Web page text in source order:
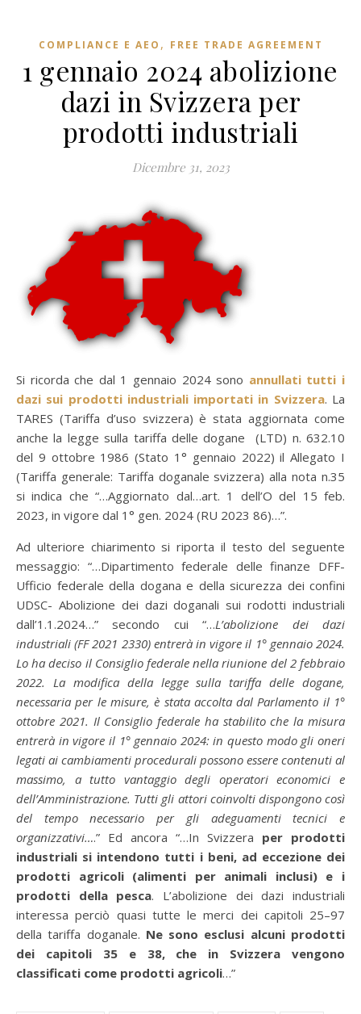
COMPLIANCE E AEO , FREE TRADE AGREEMENT
1 gennaio 2024 abolizione
dazi in Svizzera per
prodotti industriali
Dicembre 31, 2023
Si ricorda che dal 1 gennaio 2024 sono annullati tutti i
dazi sui prodotti industriali importati in Svizzera. La
TARES (Tariffa d’uso svizzera) è stata aggiornata come
anche la legge sulla tariffa delle dogane (LTD) n. 632.10
del 9 ottobre 1986 (Stato 1° gennaio 2022) il Allegato I
(Tariffa generale: Tariffa doganale svizzera) alla nota n.35
si indica che “…Aggiornato dal…art. 1 dell’O del 15 feb.
2023, in vigore dal 1° gen. 2024 (RU 2023 86)…”.
Ad ulteriore chiarimento si riporta il testo del seguente
messaggio: “…Dipartimento federale delle finanze DFF-
Ufficio federale della dogana e della sicurezza dei confini
UDSC- Abolizione dei dazi doganali sui rodotti industriali
dall’1.1.2024…” secondo cui “…L’abolizione dei dazi
industriali (FF 2021 2330) entrerà in vigore il 1° gennaio 2024.
Lo ha deciso il Consiglio federale nella riunione del 2 febbraio
2022. La modifica della legge sulla tariffa delle dogane,
necessaria per le misure, è stata accolta dal Parlamento il 1°
ottobre 2021. Il Consiglio federale ha stabilito che la misura
entrerà in vigore il 1° gennaio 2024: in questo modo gli oneri
legati ai cambiamenti procedurali possono essere contenuti al
massimo, a tutto vantaggio degli operatori economici e
dell’Amministrazione. Tutti gli attori coinvolti dispongono così
del tempo necessario per gli adeguamenti tecnici e
organizzativi….” Ed ancora “…In Svizzera per prodotti
industriali si intendono tutti i beni, ad eccezione dei
prodotti agricoli (alimenti per animali inclusi) e i
prodotti della pesca. L’abolizione dei dazi industriali
interessa perciò quasi tutte le merci dei capitoli 25–97
della tariffa doganale. Ne sono esclusi alcuni prodotti
dei capitoli 35 e 38, che in Svizzera vengono
classificati come prodotti agricoli…”